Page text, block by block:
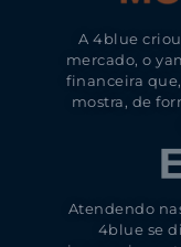
A 4blue
mercado, o
financeira
mostra, de
Atendendo
4blue se